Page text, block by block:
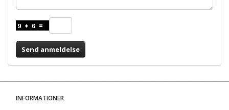
Send anmeldelse
INFORMATIONER